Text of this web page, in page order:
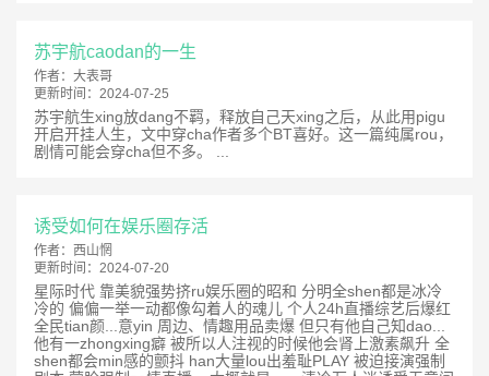
苏宇航caodan的一生
作者： 大表哥
更新时间： 2024-07-25
苏宇航生xing放dang不羁，释放自己天xing之后，从此用pigu
开启开挂人生，文中穿cha作者多个BT喜好。这一篇纯属rou，
剧情可能会穿cha但不多。 ...
诱受如何在娱乐圈存活
作者： 西山惘
更新时间： 2024-07-20
星际时代 靠美貌强势挤ru娱乐圈的昭和 分明全shen都是冰冷
冷的 偏偏一举一动都像勾着人的魂儿 个人24h直播综艺后爆红
全民tian颜...意yin 周边、情趣用品卖爆 但只有他自己知dao...
他有一zhongxing癖 被所以人注视的时候他会肾上激素飙升 全
shen都会min感的颤抖 han大量lou出羞耻PLAY 被迫接演强制